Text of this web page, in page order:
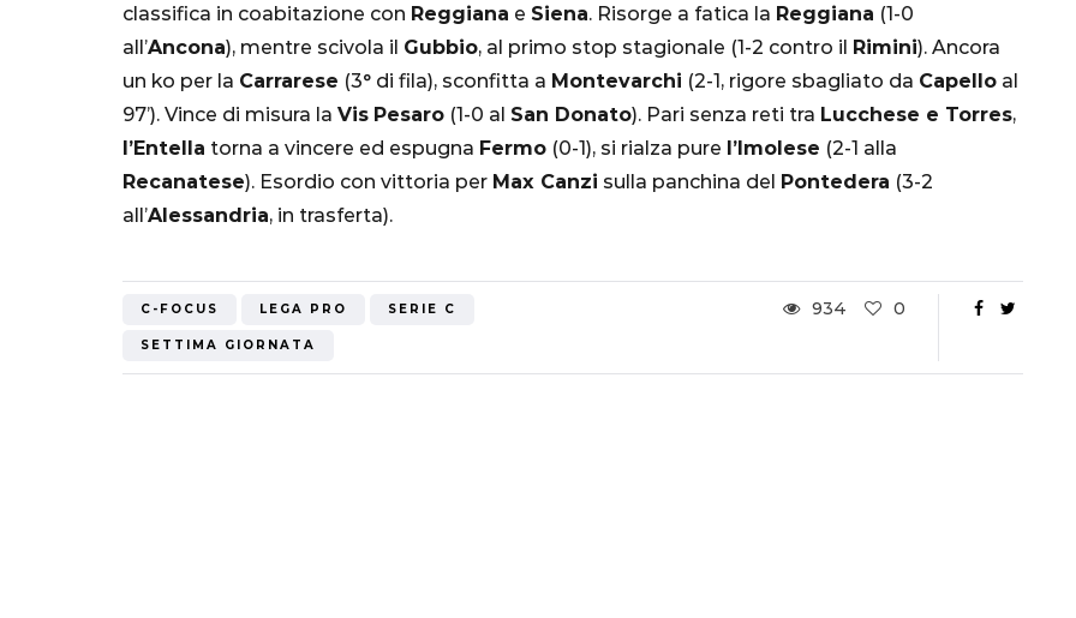
classifica in coabitazione con Reggiana e Siena. Risorge a fatica la Reggiana (1-0
all’Ancona), mentre scivola il Gubbio, al primo stop stagionale (1-2 contro il Rimini). Ancora
un ko per la Carrarese (3° di fila), sconfitta a Montevarchi (2-1, rigore sbagliato da Capello al
97’). Vince di misura la Vis Pesaro (1-0 al San Donato). Pari senza reti tra Lucchese e Torres,
l’Entella torna a vincere ed espugna Fermo (0-1), si rialza pure l’Imolese (2-1 alla
Recanatese). Esordio con vittoria per Max Canzi sulla panchina del Pontedera (3-2
all’Alessandria, in trasferta).
C-FOCUS LEGA PRO SERIE C
SETTIMA GIORNATA
934 0